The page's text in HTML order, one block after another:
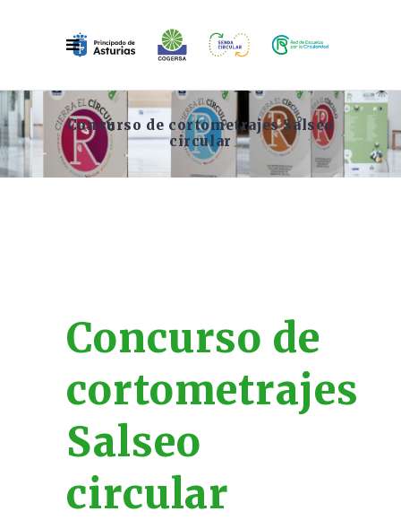
Concurso de cortometrajes Salseo
circular
Concurso de
cortometrajes
Salseo
circular